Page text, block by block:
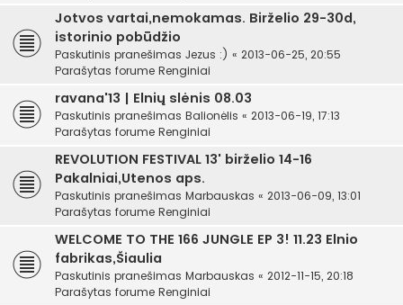
Jotvos vartai,nemokamas. Birželio 29-30d,
istorinio pobūdžio
Paskutinis pranešimas Jezus :) « 2013-06-25, 20:55
Parašytas forume Renginiai
ravana'13 | Elnių slėnis 08.03
Paskutinis pranešimas Balionėlis « 2013-06-19, 17:13
Parašytas forume Renginiai
REVOLUTION FESTIVAL 13' birželio 14-16
Pakalniai,Utenos aps.
Paskutinis pranešimas Marbauskas « 2013-06-09, 13:01
Parašytas forume Renginiai
WELCOME TO THE 166 JUNGLE EP 3! 11.23 Elnio
fabrikas,Šiaulia
Paskutinis pranešimas Marbauskas « 2012-11-15, 20:18
Parašytas forume Renginiai